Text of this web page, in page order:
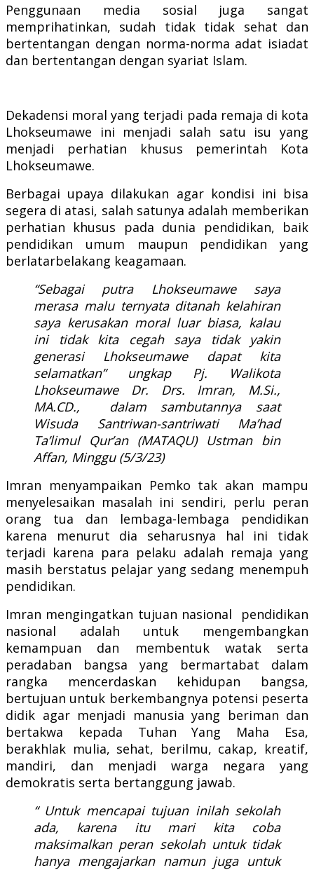
Penggunaan media sosial juga sangat
memprihatinkan, sudah tidak tidak sehat dan
bertentangan dengan norma-norma adat isiadat
dan bertentangan dengan syariat Islam.
Dekadensi moral yang terjadi pada remaja di kota
Lhokseumawe ini menjadi salah satu isu yang
menjadi perhatian khusus pemerintah Kota
Lhokseumawe.
Berbagai upaya dilakukan agar kondisi ini bisa
segera di atasi, salah satunya adalah memberikan
perhatian khusus pada dunia pendidikan, baik
pendidikan umum maupun pendidikan yang
berlatarbelakang keagamaan.
“Sebagai putra Lhokseumawe saya
merasa malu ternyata ditanah kelahiran
saya kerusakan moral luar biasa, kalau
ini tidak kita cegah saya tidak yakin
generasi Lhokseumawe dapat kita
selamatkan” ungkap Pj. Walikota
Lhokseumawe Dr. Drs. Imran, M.Si.,
MA.CD., dalam sambutannya saat
Wisuda Santriwan-santriwati Ma’had
Ta’limul Qur’an (MATAQU) Ustman bin
Affan, Minggu (5/3/23)
Imran menyampaikan Pemko tak akan mampu
menyelesaikan masalah ini sendiri, perlu peran
orang tua dan lembaga-lembaga pendidikan
karena menurut dia seharusnya hal ini tidak
terjadi karena para pelaku adalah remaja yang
masih berstatus pelajar yang sedang menempuh
pendidikan.
Imran mengingatkan tujuan nasional pendidikan
nasional adalah untuk mengembangkan
kemampuan dan membentuk watak serta
peradaban bangsa yang bermartabat dalam
rangka mencerdaskan kehidupan bangsa,
bertujuan untuk berkembangnya potensi peserta
didik agar menjadi manusia yang beriman dan
bertakwa kepada Tuhan Yang Maha Esa,
berakhlak mulia, sehat, berilmu, cakap, kreatif,
mandiri, dan menjadi warga negara yang
demokratis serta bertanggung jawab.
“ Untuk mencapai tujuan inilah sekolah
ada, karena itu mari kita coba
maksimalkan peran sekolah untuk tidak
hanya mengajarkan namun juga untuk